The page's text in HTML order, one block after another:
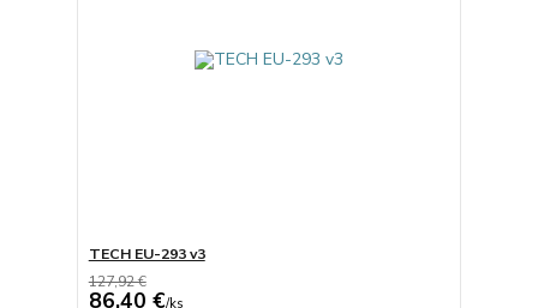
TECH EU-293 v3
127,92 €
86,40 €/ks